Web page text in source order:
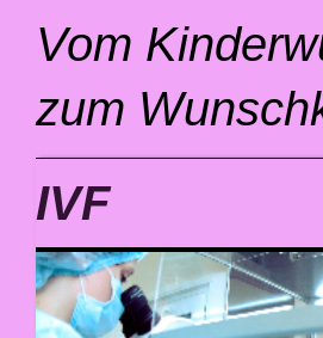
Vom
zum
IVF